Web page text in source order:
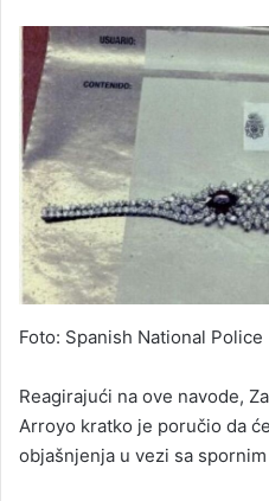
Foto: Spanish National Police
Reagirajući na ove navode,
Arroyo kratko je poručio da
objašnjenja u vezi sa